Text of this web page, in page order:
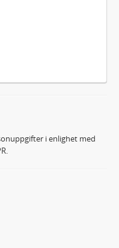
i enlighet med